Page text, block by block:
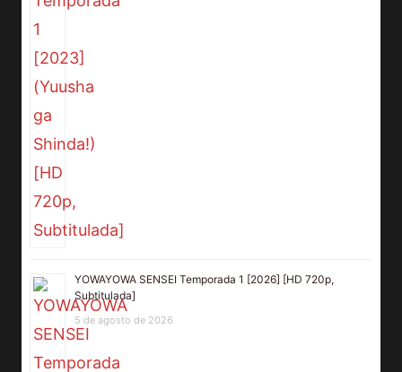
YOWAYOWA SENSEI Temporada 1 [2026] [HD 720p,
Subtitulada]
5 de agosto de 2026